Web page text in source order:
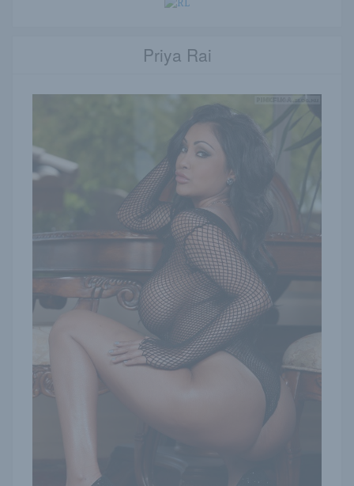
Priya Rai